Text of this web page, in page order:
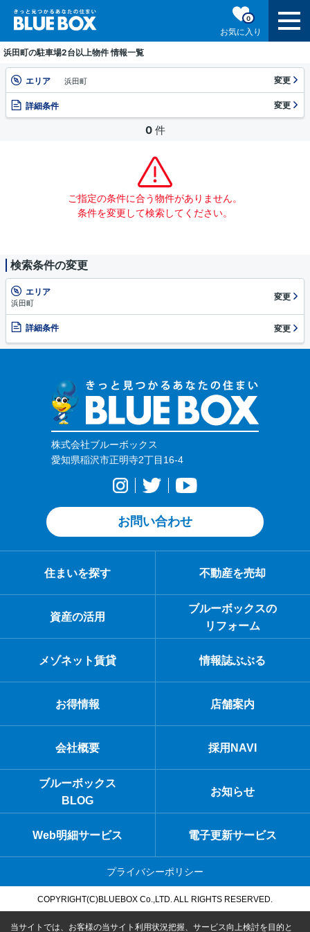
お気に入り
0
浜田町の駐車場2台以上物件 情報一覧
エリア 浜田町 変更
詳細条件 変更
0 件
ご指定の条件に合う物件がありません。
条件を変更して検索してください。
検索条件の変更
エリア
浜田町
変更
詳細条件 変更
株式会社ブルーボックス
愛知県稲沢市正明寺2丁目16-4
お問い合わせ
住まいを探す 不動産を売却
資産の活用
ブルーボックスの
リフォーム
メゾネット賃貸 情報誌ぶぶる
お得情報 店舗案内
会社概要 採用NAVI
ブルーボックス
BLOG
お知らせ
Web明細サービス 電子更新サービス
プライバシーポリシー
COPYRIGHT(C)BLUEBOX Co.,LTD. ALL RIGHTS RESERVED.
当サイトでは、お客様の当サイト利用状況把握、サービス向上検討を目的と